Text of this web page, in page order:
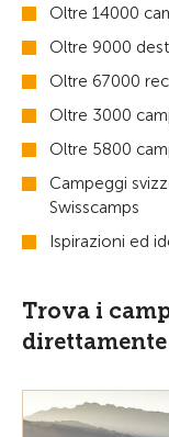
Oltre 14000
Oltre 9000
Oltre 67000
Oltre 3000
Oltre 5800
Campeggi
Swisscamps
Ispirazioni ed
Trova i